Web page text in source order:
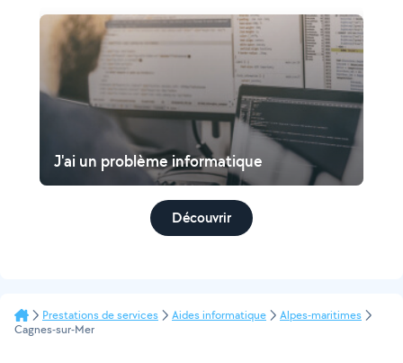
J'ai un problème informatique
Découvrir
Prestations de services Aides informatique
Alpes-maritimes
Cagnes-sur-Mer